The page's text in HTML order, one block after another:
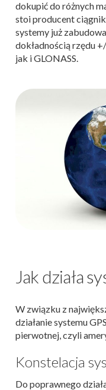
dokupić do różnych
stoi producent
systemy już
dokładnością rzędu
jak i GLONASS.
Jak działa
W związku z
działanie systemu
pierwotnej, czyli
Konstelacja
Do poprawnego